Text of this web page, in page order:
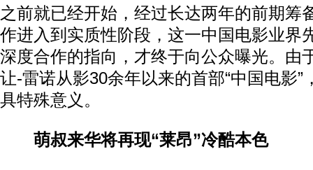
之前就已经开始，经过长达两年的前期筹
作进入到实质性阶段，这一中国电影业界
深度合作的指向，才终于向公众曝光。由
让-雷诺从影30余年以来的首部“中国电影”
具特殊意义。
萌叔来华将再现“莱昂”冷酷本色